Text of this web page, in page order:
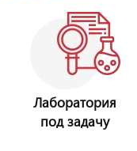
Лаборатория
под задачу